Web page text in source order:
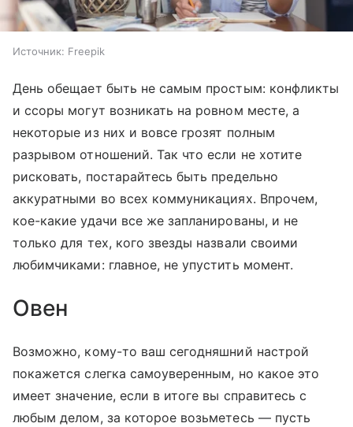
Источник: Freepik
День обещает быть не самым простым: конфликты
и ссоры могут возникать на ровном месте, а
некоторые из них и вовсе грозят полным
разрывом отношений. Так что если не хотите
рисковать, постарайтесь быть предельно
аккуратными во всех коммуникациях. Впрочем,
кое-какие удачи все же запланированы, и не
только для тех, кого звезды назвали своими
любимчиками: главное, не упустить момент.
Овен
Возможно, кому-то ваш сегодняшний настрой
покажется слегка самоуверенным, но какое это
имеет значение, если в итоге вы справитесь с
любым делом, за которое возьметесь — пусть